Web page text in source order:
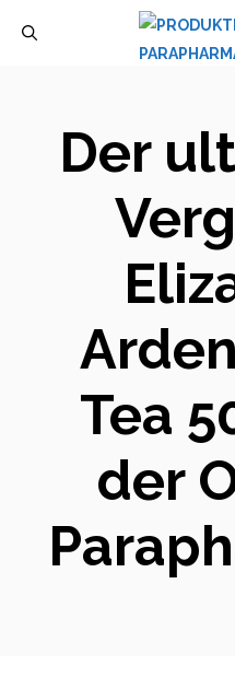
Der
Tea
der